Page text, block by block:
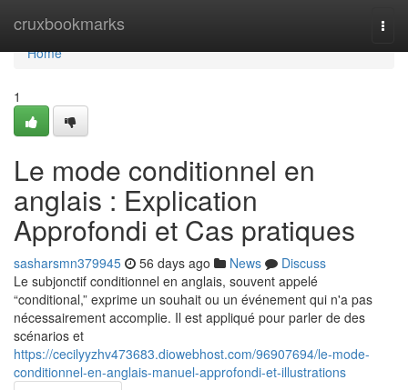
cruxbookmarks
Home
Home
1
Le mode conditionnel en
anglais : Explication
Approfondi et Cas pratiques
sasharsmn379945 56 days ago News
Discuss
Le subjonctif conditionnel en anglais, souvent appelé
“conditional,” exprime un souhait ou un événement qui n'a pas
nécessairement accomplie. Il est appliqué pour parler de des
scénarios et
https://cecilyyzhv473683.diowebhost.com/96907694/le-mode-
conditionnel-en-anglais-manuel-approfondi-et-illustrations